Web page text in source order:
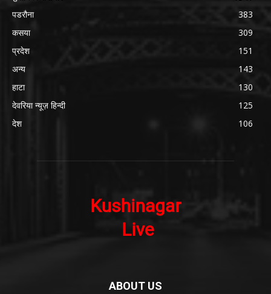
पडरौना
383
कसया
309
प्रदेश
151
अन्य
143
हाटा
130
देवरिया न्यूज़ हिन्दी
125
देश
106
ABOUT US